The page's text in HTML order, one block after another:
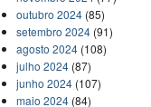
outubro 2024 (85)
setembro 2024 (91)
agosto 2024 (108)
julho 2024 (87)
junho 2024 (107)
maio 2024 (84)